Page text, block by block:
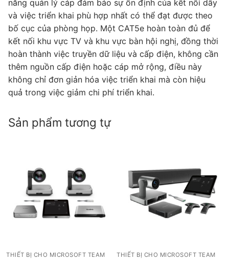
năng quản lý cáp đảm bảo sự ổn định của kết nối dây
và việc triển khai phù hợp nhất có thể đạt được theo
bố cục của phòng họp. Một CAT5e hoàn toàn đủ để
kết nối khu vực TV và khu vực bàn hội nghị, đồng thời
hoàn thành việc truyền dữ liệu và cấp điện, không cần
thêm nguồn cấp điện hoặc cáp mở rộng, điều này
không chỉ đơn giản hóa việc triển khai mà còn hiệu
quả trong việc giảm chi phí triển khai.
Sản phẩm tương tự
THIẾT BỊ CHO MICROSOFT TEAM THIẾT BỊ CHO MICROSOFT TEAM